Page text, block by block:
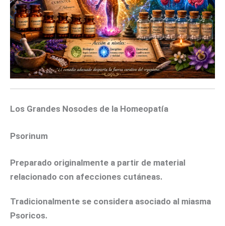
Los Grandes Nosodes de la Homeopatía
Psorinum
Preparado originalmente a partir de material
relacionado con afecciones cutáneas.
Tradicionalmente se considera asociado al miasma
Psoricos.